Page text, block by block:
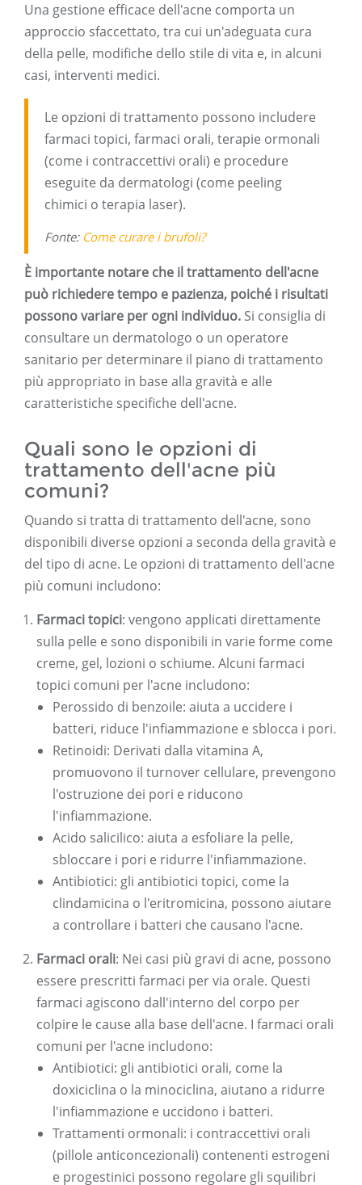
Una gestione efficace dell'acne comporta un
approccio sfaccettato, tra cui un'adeguata cura
della pelle, modifiche dello stile di vita e, in alcuni
casi, interventi medici.
Le opzioni di trattamento possono includere
farmaci topici, farmaci orali, terapie ormonali
(come i contraccettivi orali) e procedure
eseguite da dermatologi (come peeling
chimici o terapia laser).
Fonte: Come curare i brufoli?
È importante notare che il trattamento dell'acne
può richiedere tempo e pazienza, poiché i risultati
possono variare per ogni individuo. Si consiglia di
consultare un dermatologo o un operatore
sanitario per determinare il piano di trattamento
più appropriato in base alla gravità e alle
caratteristiche specifiche dell'acne.
Quali sono le opzioni di
trattamento dell'acne più
comuni?
Quando si tratta di trattamento dell'acne, sono
disponibili diverse opzioni a seconda della gravità e
del tipo di acne. Le opzioni di trattamento dell'acne
più comuni includono:
Farmaci topici: vengono applicati direttamente
sulla pelle e sono disponibili in varie forme come
creme, gel, lozioni o schiume. Alcuni farmaci
topici comuni per l'acne includono:
Perossido di benzoile: aiuta a uccidere i
batteri, riduce l'infiammazione e sblocca i pori.
Retinoidi: Derivati ​​dalla vitamina A,
promuovono il turnover cellulare, prevengono
l'ostruzione dei pori e riducono
l'infiammazione.
Acido salicilico: aiuta a esfoliare la pelle,
sbloccare i pori e ridurre l'infiammazione.
Antibiotici: gli antibiotici topici, come la
clindamicina o l'eritromicina, possono aiutare
a controllare i batteri che causano l'acne.
Farmaci orali: Nei casi più gravi di acne, possono
essere prescritti farmaci per via orale. Questi
farmaci agiscono dall'interno del corpo per
colpire le cause alla base dell'acne. I farmaci orali
comuni per l'acne includono:
Antibiotici: gli antibiotici orali, come la
doxiciclina o la minociclina, aiutano a ridurre
l'infiammazione e uccidono i batteri.
Trattamenti ormonali: i contraccettivi orali
(pillole anticoncezionali) contenenti estrogeni
e progestinici possono regolare gli squilibri